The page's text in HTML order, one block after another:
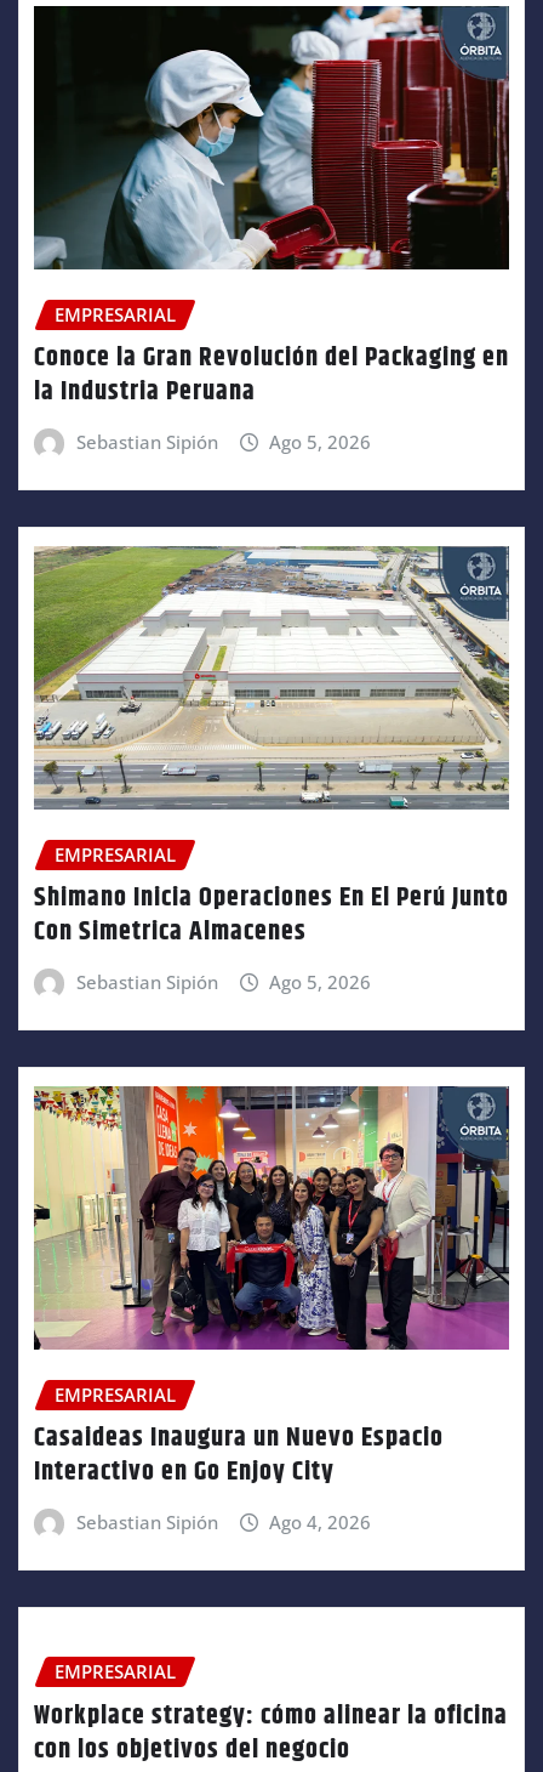
EMPRESARIAL
Conoce la Gran Revolución del Packaging en
la Industria Peruana
Sebastian Sipión Ago 5, 2026
EMPRESARIAL
Shimano Inicia Operaciones En El Perú Junto
Con Simetrica Almacenes
Sebastian Sipión Ago 5, 2026
EMPRESARIAL
Casaideas Inaugura un Nuevo Espacio
Interactivo en Go Enjoy City
Sebastian Sipión Ago 4, 2026
EMPRESARIAL
Workplace strategy: cómo alinear la oficina
con los objetivos del negocio